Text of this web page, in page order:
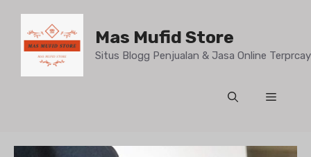
Mas Mufid Store
Situs Blogg Penjualan & Jasa Online